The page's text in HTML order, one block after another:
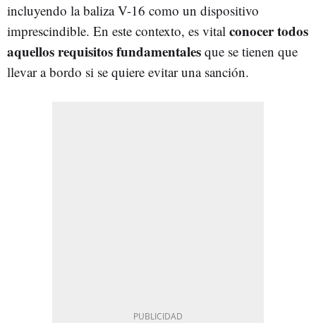
incluyendo la baliza V-16 como un dispositivo
imprescindible. En este contexto, es vital conocer todos
aquellos requisitos fundamentales que se tienen que
llevar a bordo si se quiere evitar una sanción.